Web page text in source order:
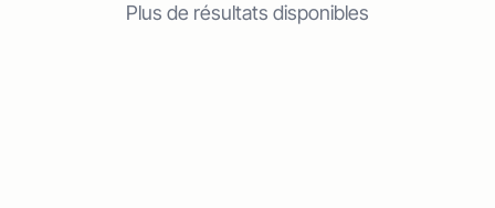
Plus de résultats disponibles